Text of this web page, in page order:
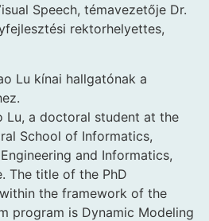
Speech, témavezetője Dr.
rektorhelyettes,
Lu kínai hallgatónak a
Lu, a doctoral student at the
School of Informatics,
and Informatics,
The title of the PhD
the framework of the
program is Dynamic Modeling